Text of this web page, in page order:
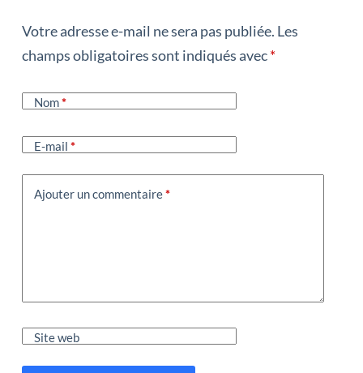
Votre adresse e-mail ne sera pas publiée. Les
champs obligatoires sont indiqués avec*
Nom*
E-mail *
Ajouter un commentaire*
Site web